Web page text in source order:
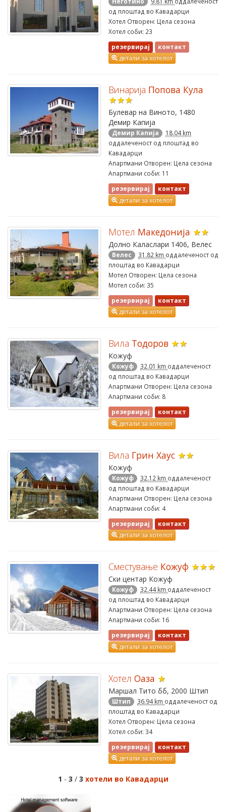
од плоштад во Кавадарци
Хотел Отворен: Цела сезона
Хотел соби: 23
резервирај
контакт
детали за хотелот
Винарија Попова Кула
★★★
Булевар на Виното, 1480
Демир Капија
Демир Капија
18.04 km
оддалеченост од плоштад во
Кавадарци
Апартмани Отворен: Цела сезона
Апартмани соби: 11
резервирај
контакт
детали за хотелот
Мотел Македонија ★★
Долно Каласлари 1406, Велес
Велес 31.82 km оддалеченост од
плоштад во Кавадарци
Мотел Отворен: Цела сезона
Мотел соби: 35
резервирај
контакт
детали за хотелот
Вила Тодоров ★★
Кожуф
Кожуф 32.01 km оддалеченост
од плоштад во Кавадарци
Апартмани Отворен: Цела сезона
Апартмани соби: 8
резервирај
контакт
детали за хотелот
Вила Грин Хаус ★★
Кожуф
Кожуф 32.12 km оддалеченост
од плоштад во Кавадарци
Апартмани Отворен: Цела сезона
Апартмани соби: 4
резервирај
контакт
детали за хотелот
Сместување Кожуф ★★★
Ски центар Кожуф
Кожуф 32.44 km оддалеченост
од плоштад во Кавадарци
Апартмани Отворен: Цела сезона
Апартмани соби: 16
резервирај
контакт
детали за хотелот
Хотел Оаза ★
Маршал Тито бб, 2000 Штип
Штип 36.94 km оддалеченост од
плоштад во Кавадарци
Хотел Отворен: Цела сезона
Хотел соби: 34
резервирај
контакт
детали за хотелот
1 - 3 / 3 хотели во Кавадарци